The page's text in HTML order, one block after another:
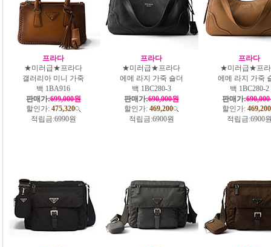
프라다
★미러급★프라다
갤러리아 미니 가죽
백 1BA916
판매가:699,000원
할인가: 475,320
적립금:6990원
프라다
★미러급★프라다
에메 라지 가죽 숄더
백 1BC280-3
판매가:690,000원
할인가: 469,200
적립금:6900원
프라다
★미러급★프
에메 라지 가죽
백 1BC280-2
판매가:
할인가: 469,200
적립금:6900